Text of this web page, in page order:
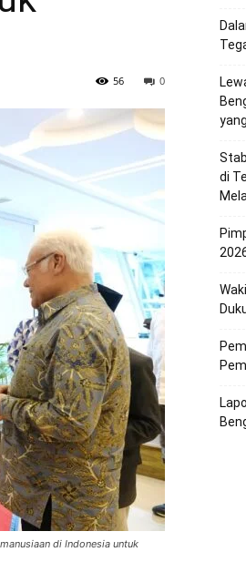
0
56
di Indonesia untuk
di